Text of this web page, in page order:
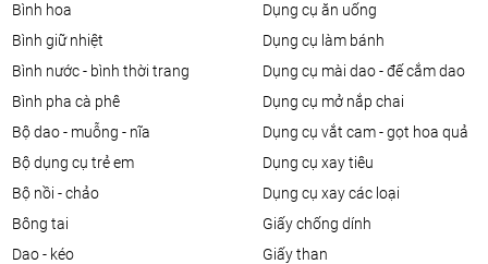
bình hoa
bình giữ nhiệt
bình nước - bình thời trang
bình pha cà phê
bộ dao - muỗng - nĩa
bộ dụng cụ trẻ em
bộ nồi - chảo
bông tai
dao - kéo
dụng cụ ăn uống
dụng cụ làm bánh
dụng cụ mài dao - đế cắm dao
dụng cụ mở nắp chai
dụng cụ vắt cam - gọt hoa quả
dụng cụ xay tiêu
dụng cụ xay các loại
giấy chống dính
giấy than